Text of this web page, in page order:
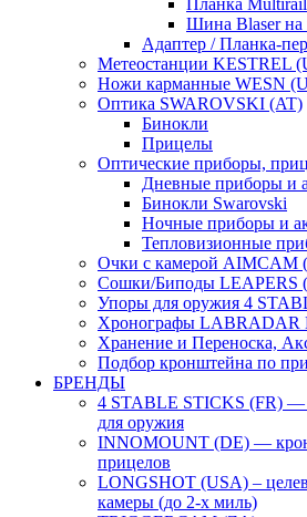
Планка
Шина Blaser на
Адаптер / Планка-
Метеостанции KESTREL
Ножи карманные WESN
Оптика SWAROVSKI (AT)
Бинокли
Прицелы
Оптические приборы,
Дневные приборы и
Бинокли Swarovski
Ночные приборы и
Тепловизионные
Очки с камерой AIMCAM
Сошки/Биподы LEAPERS
Упоры для оружия 4
Хронографы LABRADAR
Хранение и Переноска,
Подбор кронштейна по
БРЕНДЫ
4 STABLE STICKS (FR)
для оружия
INNOMOUNT (DE) —
прицелов
LONGSHOT (USA) –
камеры (до 2-х миль)